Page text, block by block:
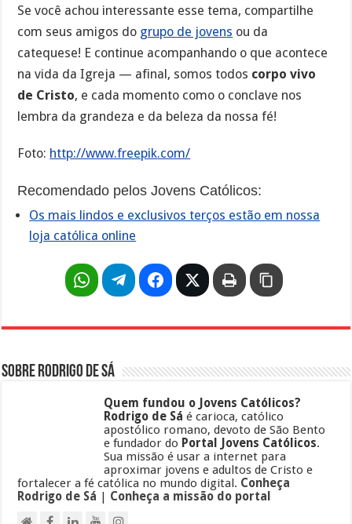
Se você achou interessante esse tema, compartilhe
com seus amigos do grupo de jovens ou da
catequese! E continue acompanhando o que acontece
na vida da Igreja — afinal, somos todos corpo vivo
de Cristo, e cada momento como o conclave nos
lembra da grandeza e da beleza da nossa fé!
Foto: http://www.freepik.com/
Recomendado pelos Jovens Católicos:
Os mais lindos e exclusivos terços estão em nossa
loja católica online
Sobre Rodrigo de Sá
Quem fundou o Jovens Católicos?
Rodrigo de Sá é carioca, católico
apostólico romano, devoto de São Bento
e fundador do Portal Jovens Católicos.
Sua missão é usar a internet para
aproximar jovens e adultos de Cristo e
fortalecer a fé católica no mundo digital. Conheça
Rodrigo de Sá | Conheça a missão do portal